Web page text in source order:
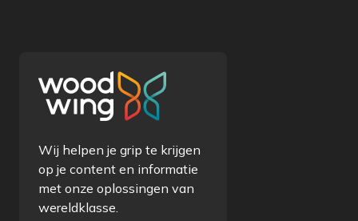
Wij helpen je grip te krijgen
op je content en informatie
met onze oplossingen van
wereldklasse.